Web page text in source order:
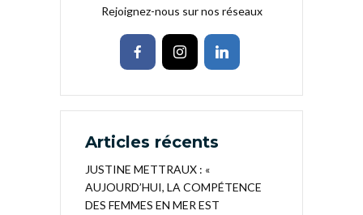
Rejoignez-nous sur nos réseaux
Articles récents
JUSTINE METTRAUX : «
AUJOURD’HUI, LA COMPÉTENCE
DES FEMMES EN MER EST